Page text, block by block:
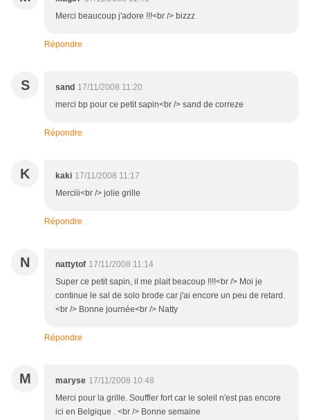
Merci beaucoup j'adore !!!<br /> bizzz
Répondre
S sand 17/11/2008 11:20
merci bp pour ce petit sapin<br /> sand de correze
Répondre
K kaki 17/11/2008 11:17
Merciii<br /> jolie grille
Répondre
N nattytof 17/11/2008 11:14
Super ce petit sapin, il me plait beacoup !!!!<br /> Moi je
continue le sal de solo brode car j'ai encore un peu de retard.
<br /> Bonne journée<br /> Natty
Répondre
M maryse 17/11/2008 10:48
Merci pour la grille. Souffler fort car le soleil n'est pas encore
ici en Belgique . <br /> Bonne semaine